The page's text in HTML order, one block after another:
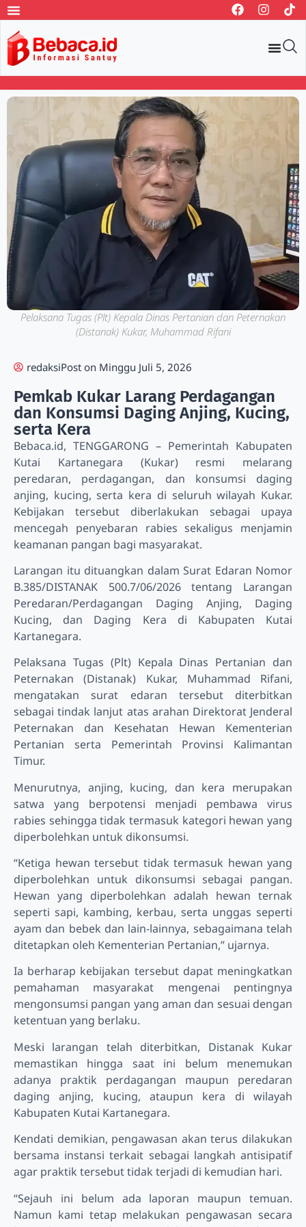
Pelaksana Tugas (Plt) Kepala Dinas Pertanian dan Peternakan
(Distanak) Kukar, Muhammad Rifani
redaksiPost on Minggu Juli 5, 2026
Pemkab Kukar Larang Perdagangan
dan Konsumsi Daging Anjing, Kucing,
serta Kera
Bebaca.id, TENGGARONG – Pemerintah Kabupaten
Kutai Kartanegara (Kukar) resmi melarang
peredaran, perdagangan, dan konsumsi daging
anjing, kucing, serta kera di seluruh wilayah Kukar.
Kebijakan tersebut diberlakukan sebagai upaya
mencegah penyebaran rabies sekaligus menjamin
keamanan pangan bagi masyarakat.
Larangan itu dituangkan dalam Surat Edaran Nomor
B.385/DISTANAK 500.7/06/2026 tentang Larangan
Peredaran/Perdagangan Daging Anjing, Daging
Kucing, dan Daging Kera di Kabupaten Kutai
Kartanegara.
Pelaksana Tugas (Plt) Kepala Dinas Pertanian dan
Peternakan (Distanak) Kukar, Muhammad Rifani,
mengatakan surat edaran tersebut diterbitkan
sebagai tindak lanjut atas arahan Direktorat Jenderal
Peternakan dan Kesehatan Hewan Kementerian
Pertanian serta Pemerintah Provinsi Kalimantan
Timur.
Menurutnya, anjing, kucing, dan kera merupakan
satwa yang berpotensi menjadi pembawa virus
rabies sehingga tidak termasuk kategori hewan yang
diperbolehkan untuk dikonsumsi.
“Ketiga hewan tersebut tidak termasuk hewan yang
diperbolehkan untuk dikonsumsi sebagai pangan.
Hewan yang diperbolehkan adalah hewan ternak
seperti sapi, kambing, kerbau, serta unggas seperti
ayam dan bebek dan lain-lainnya, sebagaimana telah
ditetapkan oleh Kementerian Pertanian,” ujarnya.
Ia berharap kebijakan tersebut dapat meningkatkan
pemahaman masyarakat mengenai pentingnya
mengonsumsi pangan yang aman dan sesuai dengan
ketentuan yang berlaku.
Meski larangan telah diterbitkan, Distanak Kukar
memastikan hingga saat ini belum menemukan
adanya praktik perdagangan maupun peredaran
daging anjing, kucing, ataupun kera di wilayah
Kabupaten Kutai Kartanegara.
Kendati demikian, pengawasan akan terus dilakukan
bersama instansi terkait sebagai langkah antisipatif
agar praktik tersebut tidak terjadi di kemudian hari.
“Sejauh ini belum ada laporan maupun temuan.
Namun kami tetap melakukan pengawasan secara